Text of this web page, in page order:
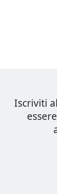
Iscriviti